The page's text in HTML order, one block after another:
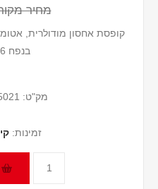
מחיר
בנפח 1.6 ליטר
מק"ט:
זמינות: